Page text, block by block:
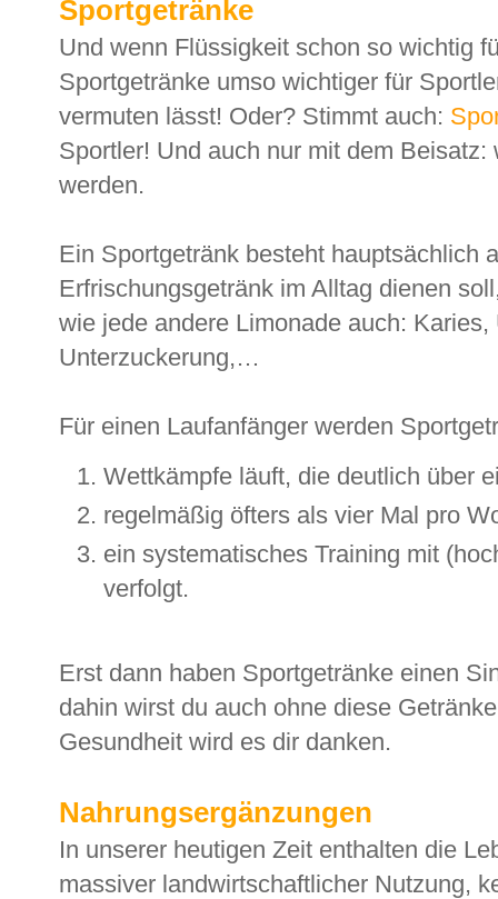
Sportgetränke
Und wenn Flüssigkeit schon so wichtig
Sportgetränke umso wichtiger für
vermuten lässt! Oder? Stimmt auch:
Sportler! Und auch nur mit dem
werden.
Ein Sportgetränk besteht hauptsächlich
Erfrischungsgetränk im Alltag dienen
wie jede andere Limonade auch:
Unterzuckerung,…
Für einen Laufanfänger werden
Wettkämpfe läuft, die deutlich über
regelmäßig öfters als vier Mal pro
ein systematisches Training mit
verfolgt.
Erst dann haben Sportgetränke einen
dahin wirst du auch ohne diese
Gesundheit wird es dir danken.
Nahrungsergänzungen
In unserer heutigen Zeit enthalten die
massiver landwirtschaftlicher Nutzung,